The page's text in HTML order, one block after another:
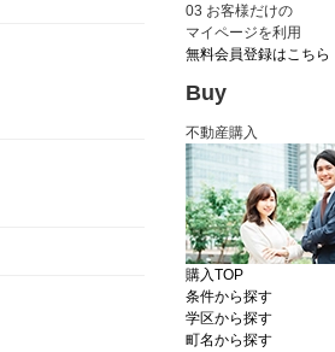
03 お客様だけの
マイページを利用
無料会員登録はこちら
Buy
不動産購入
購入TOP
条件から探す
学区から探す
町名から探す